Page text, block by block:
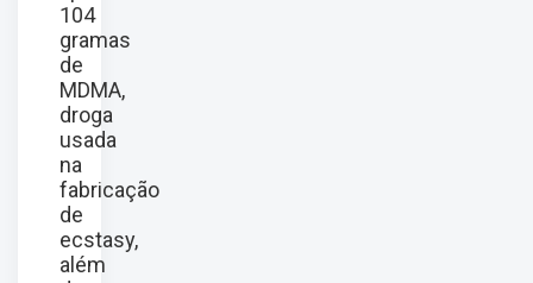
104
gramas
de
MDMA,
droga
usada
na
fabricação
de
ecstasy,
além